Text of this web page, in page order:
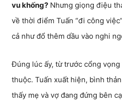
vu khống? Nhưng giọng điệu
về thời điểm Tuấn “đi công
cả như đổ thêm dầu vào nghi
Đúng lúc ấy, từ trước cổng
thuộc. Tuấn xuất hiện, bình
thấy mẹ và vợ đang đứng bên